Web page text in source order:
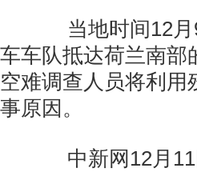
当地时间12月9
车车队抵达荷兰南部
空难调查人员将利
事原因。
中新网12月11